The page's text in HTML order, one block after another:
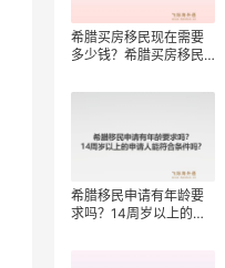
希腊买房移民现在需要
多少钱？希腊买房移民
希腊移民申请有年龄要
求吗？14周岁以上的申